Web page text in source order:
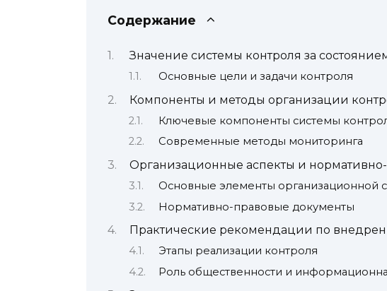
Содержание
Значение системы контроля за
Основные цели и задачи контроля
Компоненты и методы организации
Ключевые компоненты системы
Современные методы мониторинга
Организационные аспекты и нормативно-
Основные элементы организационной
Нормативно-правовые документы
Практические рекомендации по
Этапы реализации контроля
Роль общественности и